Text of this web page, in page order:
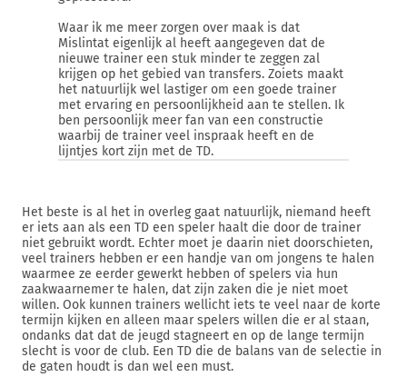
Waar ik me meer zorgen over maak is dat
Mislintat eigenlijk al heeft aangegeven dat de
nieuwe trainer een stuk minder te zeggen zal
krijgen op het gebied van transfers. Zoiets maakt
het natuurlijk wel lastiger om een goede trainer
met ervaring en persoonlijkheid aan te stellen. Ik
ben persoonlijk meer fan van een constructie
waarbij de trainer veel inspraak heeft en de
lijntjes kort zijn met de TD.
Het beste is al het in overleg gaat natuurlijk, niemand heeft
er iets aan als een TD een speler haalt die door de trainer
niet gebruikt wordt. Echter moet je daarin niet doorschieten,
veel trainers hebben er een handje van om jongens te halen
waarmee ze eerder gewerkt hebben of spelers via hun
zaakwaarnemer te halen, dat zijn zaken die je niet moet
willen. Ook kunnen trainers wellicht iets te veel naar de korte
termijn kijken en alleen maar spelers willen die er al staan,
ondanks dat dat de jeugd stagneert en op de lange termijn
slecht is voor de club. Een TD die de balans van de selectie in
de gaten houdt is dan wel een must.